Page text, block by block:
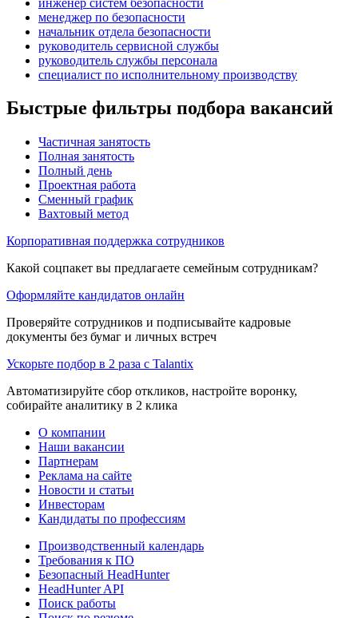
менеджер по безопасности
начальник отдела безопасности
руководитель сервисной службы
руководитель службы персонала
специалист по исполнительному производству
Быстрые фильтры подбора вакансий
Частичная занятость
Полная занятость
Полный день
Проектная работа
Сменный график
Вахтовый метод
Корпоративная поддержка сотрудников
Какой соцпакет вы предлагаете семейным сотрудникам?
Оформляйте кандидатов онлайн
Проверяйте сотрудников и подписывайте кадровые
документы без бумаг и личных встреч
Ускорьте подбор в 2 раза с Talantix
Автоматизируйте сбор откликов, настройте воронку,
собирайте аналитику в 2 клика
О компании
Наши вакансии
Партнерам
Реклама на сайте
Новости и статьи
Инвесторам
Кандидаты по профессиям
Производственный календарь
Требования к ПО
Безопасный HeadHunter
HeadHunter API
Поиск работы